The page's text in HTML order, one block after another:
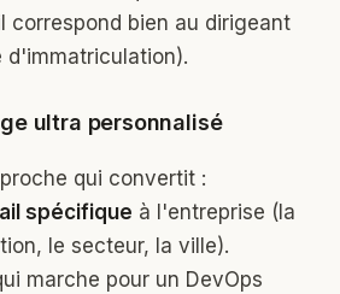
correspond bien au dirigeant
d'immatriculation).
ultra personnalisé
qui convertit :
spécifique à l'entreprise (la
le secteur, la ville).
marche pour un DevOps